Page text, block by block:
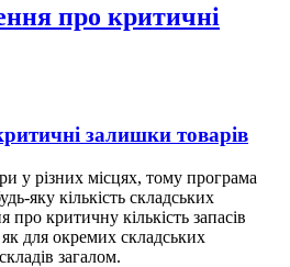
про критичні
залишки товарів
у різних місцях, тому програма
яку кількість складських
критичну кількість запасів
для окремих складських
загалом.